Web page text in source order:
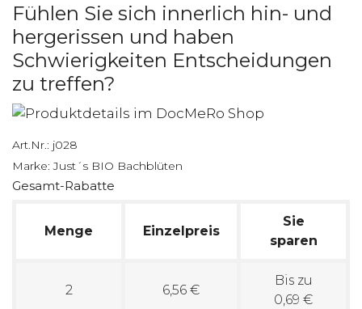
Fühlen Sie sich innerlich hin- und
hergerissen und haben
Schwierigkeiten Entscheidungen
zu treffen?
Art.Nr.: j028
Marke: Just´s BIO Bachblüten
Gesamt-Rabatte
Menge Einzelpreis
Sie
sparen
2 6,56 €
Bis zu
0,69 €